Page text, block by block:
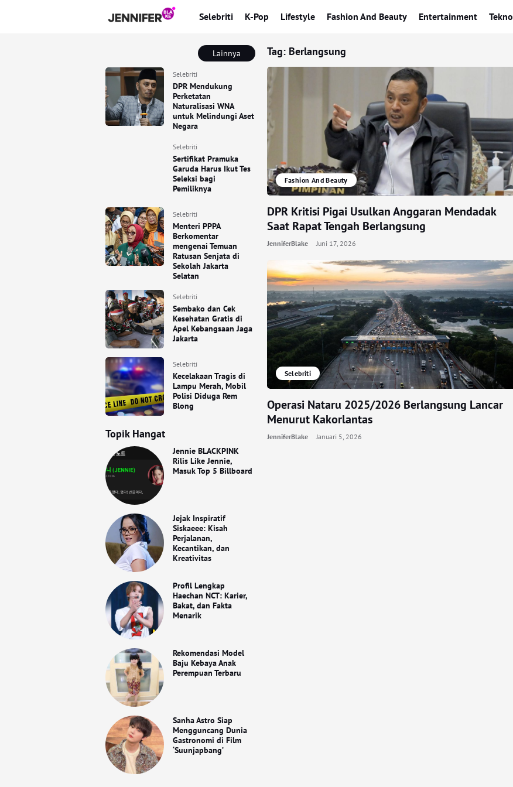
Selebriti K-Pop Lifestyle Fashion And Beauty Entertainment Tekno
Lainnya
Selebriti
DPR Mendukung
Perketatan
Naturalisasi WNA
untuk Melindungi Aset
Negara
Selebriti
Sertifikat Pramuka
Garuda Harus Ikut Tes
Seleksi bagi
Pemiliknya
Selebriti
Menteri PPPA
Berkomentar
mengenai Temuan
Ratusan Senjata di
Sekolah Jakarta
Selatan
Selebriti
Sembako dan Cek
Kesehatan Gratis di
Apel Kebangsaan Jaga
Jakarta
Selebriti
Kecelakaan Tragis di
Lampu Merah, Mobil
Polisi Diduga Rem
Blong
Topik Hangat
Jennie BLACKPINK
Rilis Like Jennie,
Masuk Top 5 Billboard
Jejak Inspiratif
Siskaeee: Kisah
Perjalanan,
Kecantikan, dan
Kreativitas
Profil Lengkap
Haechan NCT: Karier,
Bakat, dan Fakta
Menarik
Rekomendasi Model
Baju Kebaya Anak
Perempuan Terbaru
Sanha Astro Siap
Mengguncang Dunia
Gastronomi di Film
‘Suunjapbang’
Tag: Berlangsung
Fashion And Beauty
DPR Kritisi Pigai Usulkan Anggaran Mendadak
Saat Rapat Tengah Berlangsung
JenniferBlake Juni 17, 2026
Selebriti
Operasi Nataru 2025/2026 Berlangsung Lancar
Menurut Kakorlantas
JenniferBlake Januari 5, 2026